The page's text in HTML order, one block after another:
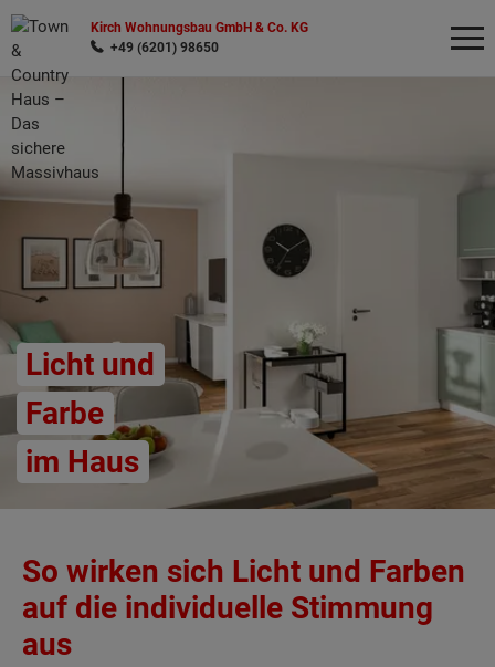
Kirch Wohnungsbau GmbH & Co. KG
+49 (6201) 98650
Licht und
Farbe
im Haus
So wirken sich Licht und Farben
auf die individuelle Stimmung
aus
Wonach möchten Sie suchen?